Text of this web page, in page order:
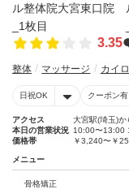
3.35
整体 マッサージ カイ
日祝OK クーポン有
アクセス
大宮駅(埼玉)か
本日の営業状況 10:00〜13:00
価格帯
￥3,240〜￥
メニュー
骨格矯正